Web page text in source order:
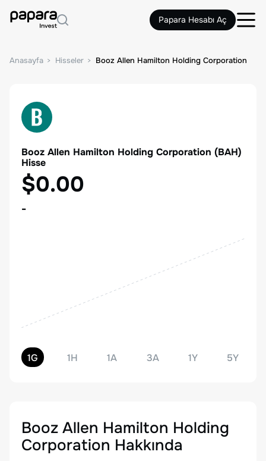
Papara Hesabı Aç
Anasayfa Hisseler Booz Allen Hamilton Holding Corporation
Booz Allen Hamilton Holding Corporation (BAH)
Hisse
$0.00
-
1G 1H 1A 3A 1Y 5Y
Booz Allen Hamilton Holding
Corporation Hakkında